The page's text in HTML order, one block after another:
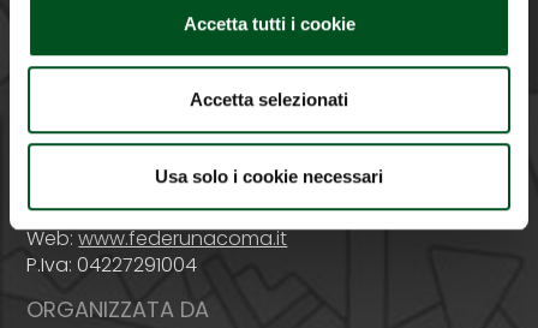
Accetta tutti i cookie
Accetta selezionati
Usa solo i cookie necessari
Tel: +39 06432981 - Fax: +39 064076370
E-mail:info@federunacoma.it
Web:www.federunacoma.it
P.Iva: 04227291004
ORGANIZZATA DA